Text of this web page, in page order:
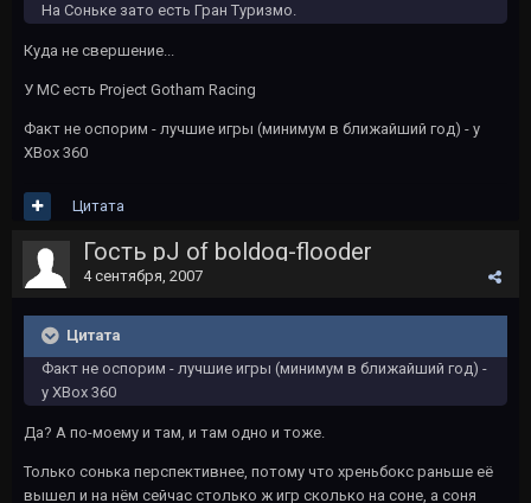
На Соньке зато есть Гран Туризмо.
Куда не свершение...
У MC есть Project Gotham Racing
Факт не оспорим - лучшие игры (минимум в ближайший год) - у
XBox 360
Цитата
Гость pJ of boldog-flooder
4 сентября, 2007
Цитата
Факт не оспорим - лучшие игры (минимум в ближайший год) -
у XBox 360
Да? А по-моему и там, и там одно и тоже.
Только сонька перспективнее, потому что хреньбокс раньше её
вышел и на нём сейчас столько ж игр сколько на соне, а соня